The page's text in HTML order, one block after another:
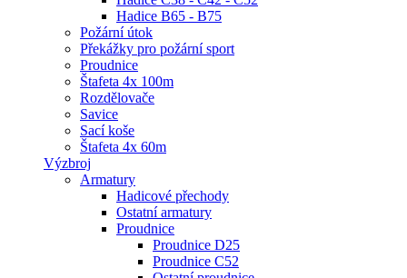
Hadice B65 - B75
Požární útok
Překážky pro požární sport
Proudnice
Štafeta 4x 100m
Rozdělovače
Savice
Sací koše
Štafeta 4x 60m
Výzbroj
Armatury
Hadicové přechody
Ostatní armatury
Proudnice
Proudnice D25
Proudnice C52